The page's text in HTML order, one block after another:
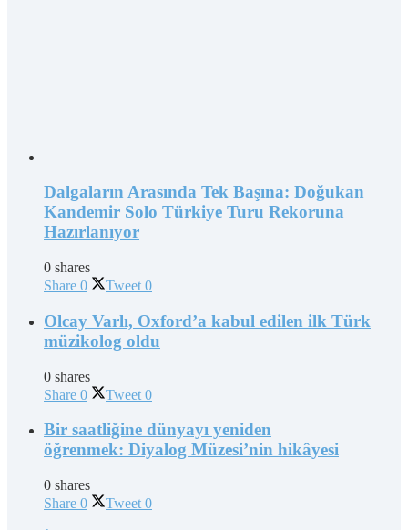
Dalgaların Arasında Tek Başına: Doğukan
Kandemir Solo Türkiye Turu Rekoruna
Hazırlanıyor
0 shares
Share 0 Tweet 0
Olcay Varlı, Oxford’a kabul edilen ilk Türk
müzikolog oldu
0 shares
Share 0 Tweet 0
Bir saatliğine dünyayı yeniden
öğrenmek: Diyalog Müzesi’nin hikâyesi
0 shares
Share 0 Tweet 0